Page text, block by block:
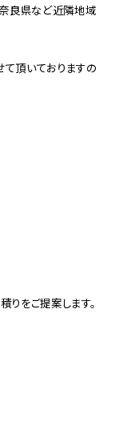
奈良県など近隣地域
頂いておりますの
りをご提案します。